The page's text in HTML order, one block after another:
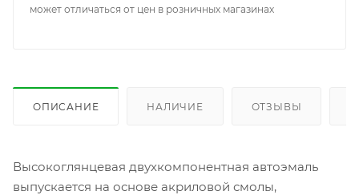
может отличаться от цен в розничных магазинах
ОПИСАНИЕ НАЛИЧИЕ ОТЗЫВЫ
Высокоглянцевая двухкомпонентная автоэмаль
выпускается на основе акриловой смолы,